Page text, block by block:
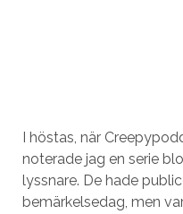
I höstas, när
noterade jag en serie
lyssnare. De hade
bemärkelsedag, men